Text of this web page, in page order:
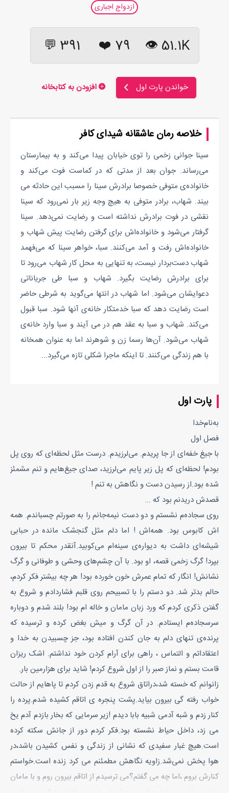
ازدواج اجباری
51.1K 👁
79
❤️
391 💬
خواندن پارت اول افزودن به کتابخانه
خلاصه رمان عاشقانه شیدای کافر
سینا جوانی زخمی را توی خیابان پیدا می‌کند و به بیمارستان
می‌رساند. جوان بعد از مدتی که در کماست فوت می‌کند و
خانواده‌ی متوفی خصوصا برادرش سینا را مسبب این حادثه می
بیند. شهاب، برادر متوفی به هیچ وجه زیر بار نمی‌رود که سینا
نقشی در فوت برادرش نداشته است و رضایت نمی‌دهد. سینا
گرفتار می‌شود و خانواده‌اش برای گرفتن رضایت پیش شهاب و
خانواده‌اش رفت و آمد می‌کنند. سبا، خواهر سینا که می‌فهمد
شهاب دست‌بردار نیست، به تنهایی به محل کار شهاب می‌رود تا
برای برادرش رضایت بگیرد. شهاب و سبا طی جریاناتی
دعوایشان می‌شود. اما شهاب در انتها می‌گوید به شرطی حاضر
است رضایت دهد که سبا خدمتکار خانه‌ی آنها شود. سبا قبول
می‌کند. شهاب و سبا به عقد هم در می آیند و سبا وارد خانه‌ی
شهاب می‌شود. آن‌ها رسما زن و شوهرند اما به عنوان همخانه
با هم زندگی می‌کنند. تا اینکه ماجرا شکلی تازه می‌گیرد...
پارت اول
به‌نام‌خدا
فصل اول
با جیغ خفه‌‌ای از جا پریدم‌. می‌لرزیدم. درست مثل لحظه‌ای که روی پل
بودم! لحظه‌ای که پل زیر پایم می‌لرزید، صدای جیغ‌هایم و تنم مشمئز
شده بود.از رسیدن دست و نگاهش به تنم !
قصدش دریدنم بود که ...
روی سجاده‌م نشستم و دو دست نیمه‌جانم را به صورتم چسباندم. همه
ا‌ش کابوس بود. همه‌اش ! اما دلم مثل گنجشک مانده در حبابی
شیشه‌ای داشت به دیواره‌ی سینه‌ام می‌کوبید.آنقدر محکم تا بیرون
بپرد! گرگ زخمی قصه، او بود. با آن چشم‌های وحشی و طوفانی و گرگ
نشانش! انگار که تمام عمرش خون خورده بود! هر چه بیشتر فکر کردم،
حالم بدتر شد. دو دستم را با تسبیحم روی قلبم فشاردادم و شروع به
گفتن ذکری کردم که ورد زبان مامان و خاله ام بود! بلند شدم و دوباره
سرسجاده‌م ایستادم. در آن گرگ و میش بغض کرده و ترسیده که
پرنده‌ی تنهای دلم به جان کندن افتاده بود، جز چسبیدن به خدا و
اعتقاداتم و التماس ، راهی برای آرام کردن خود نداشتم. اشک ریزان
قامت بستم و نماز صبر را از اول شروع کردم! شاید برای هزارمین بار.
زانوانم که خسته شد،دراتاق شروع به قدم زدن کردم تا پاهایم از حالت
خواب رفته گی بیرون بیاید.پشت پنجره ی اتاقم کشیده شدم.پرده را
کنار زدم و شبه آدمی شبیه بابا دیدم !زیر سرمایی که بخار بازدم آدم یخ
می زد، داخل حیاط نشسته بود.فکر کردم دور از جانش سکته کرده
است.هیچ غبار سفیدی که نشانی از زندگی و نفس کشیدن باشد،در
هوا پخش نمی‌شد.زاویه نگاهش مطمئنم می کرد زنده است.خواستم
کنارش بروم ،اما چه می گفتم؟می ترسیدم از اتاقم بیرون روم و با مامان